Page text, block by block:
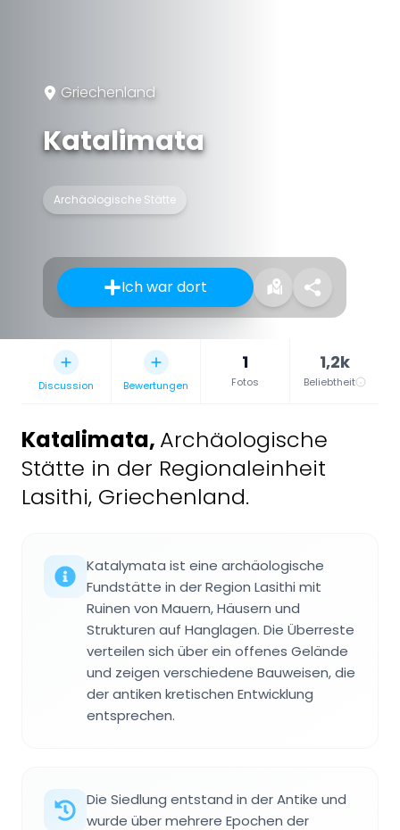
Griechenland
Katalimata
Archäologische Stätte
Ich war dort
Discussion Bewertungen
1
Fotos
1,2k
Beliebtheit
Katalimata, Archäologische
Stätte in der Regionaleinheit
Lasithi, Griechenland.
Katalymata ist eine archäologische
Fundstätte in der Region Lasithi mit
Ruinen von Mauern, Häusern und
Strukturen auf Hanglagen. Die Überreste
verteilen sich über ein offenes Gelände
und zeigen verschiedene Bauweisen, die
der antiken kretischen Entwicklung
entsprechen.
Die Siedlung entstand in der Antike und
wurde über mehrere Epochen der